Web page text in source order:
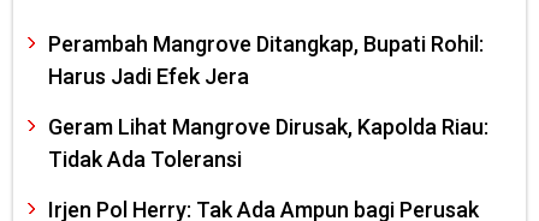
Perambah Mangrove Ditangkap, Bupati Rohil:
Harus Jadi Efek Jera
Geram Lihat Mangrove Dirusak, Kapolda Riau:
Tidak Ada Toleransi
Irjen Pol Herry: Tak Ada Ampun bagi Perusak